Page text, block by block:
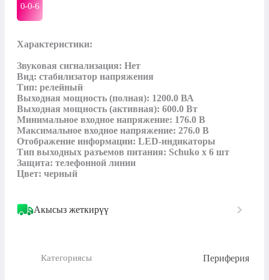
0-0-6
Характеристики:
Звуковая сигнализация: Нет
Вид: стабилизатор напряжения
Тип: релейный
Выходная мощность (полная): 1200.0 ВА
Выходная мощность (активная): 600.0 Вт
Минимальное входное напряжение: 176.0 В
Максимальное входное напряжение: 276.0 В
Отображение информации: LED-индикаторы
Тип выходных разъемов питания: Schuko х 6 шт
Защита: телефонной линии
Цвет: черный
Акысыз жеткирүү
Категориясы Периферия